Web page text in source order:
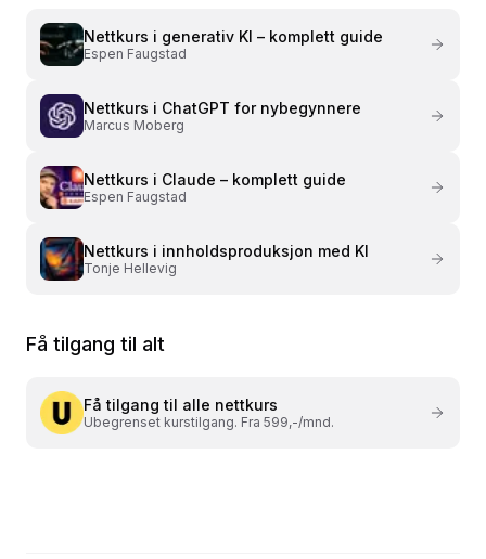
Nettkurs i generativ KI – komplett guide
Espen Faugstad
Nettkurs i ChatGPT for nybegynnere
Marcus Moberg
Nettkurs i Claude – komplett guide
Espen Faugstad
Nettkurs i innholdsproduksjon med KI
Tonje Hellevig
Få tilgang til alt
Få tilgang til alle nettkurs
Ubegrenset kurstilgang. Fra 599,-/mnd.